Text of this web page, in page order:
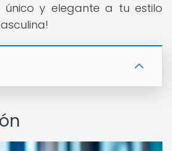
y elegante a tu estilo